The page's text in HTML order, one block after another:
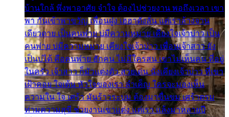
บ้านใกล้ พึ่งพาอาศัย จำใจ ต้องไปช่วยงาน พอถึงเวลา เขา
พา กันเข้าพาขวัญ เพื่อนฝูง เฮฮาดังลั่น แต่เราล้างจาน
เดียวดาย เป็นคนพ่าย บ่มีความหมาย เคียงใจเจ้าบ่าว เป็น
คนพ่าย บ่มีความหมาย เคียงใจเจ้าบ่าว เพื่อนเจ้าสาว ยัง
เป็นบ่ได้ คือคนพ่าย ฮักคน ไม่มีใครสน เขาไม่เห็นคน ที่อยู่
ในครัว เจ้าสาว ก็มัวแต่งตัว สวยเด่น นั่งเคียงเจ้าบ่าว ที่เขา
เฝ้าคอย ใจเต้น หัวใจของเรา ลำเค็ญ ใครจะมองเห็น
ความใน ใจ เศร้า มันร้าวระบม ต้องมาขื่นขม เศร้าตรม
ท่ามความสุขี ช่วยงานเขาแต่ง แต่เรา แล้งมาหลายปี